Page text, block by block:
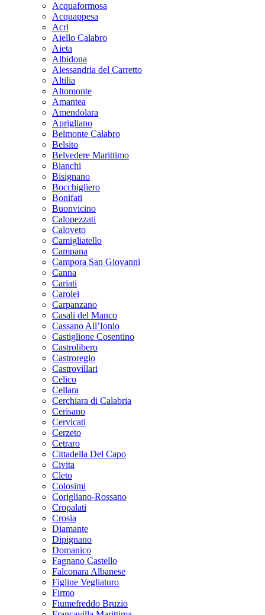
Acquaformosa
Acquappesa
Acri
Aiello Calabro
Aieta
Albidona
Alessandria del Carretto
Altilia
Altomonte
Amantea
Amendolara
Aprigliano
Belmonte Calabro
Belsito
Belvedere Marittimo
Bianchi
Bisignano
Bocchigliero
Bonifati
Buonvicino
Calopezzati
Caloveto
Camigliatello
Campana
Campora San Giovanni
Canna
Cariati
Carolei
Carpanzano
Casali del Manco
Cassano All’Ionio
Castiglione Cosentino
Castrolibero
Castroregio
Castrovillari
Celico
Cellara
Cerchiara di Calabria
Cerisano
Cervicati
Cerzeto
Cetraro
Cittadella Del Capo
Civita
Cleto
Colosimi
Corigliano-Rossano
Cropalati
Crosia
Diamante
Dipignano
Domanico
Fagnano Castello
Falconara Albanese
Figline Vegliaturo
Firmo
Fiumefreddo Bruzio